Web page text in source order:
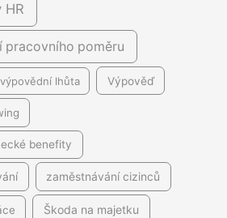
HR
pracovního poměru
výpovědní lhůta Výpověď
benefity
zaměstnávání cizinců
Škoda na majetku